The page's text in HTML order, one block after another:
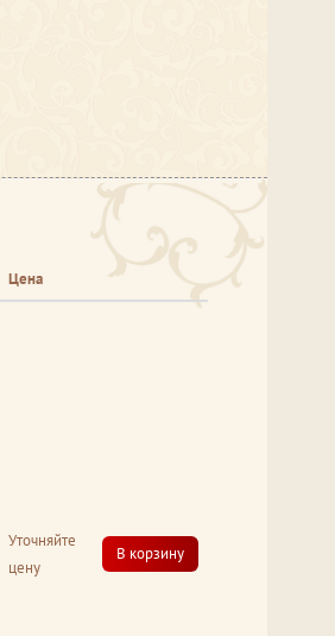
Цена
Уточняйте
цену
В корзину